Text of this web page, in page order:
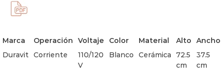
Marca Operación Voltaje Color Material Alto
Ancho
Duravit Corriente
110/120
V
Blanco Cerámica
72.5
cm
37.5
cm